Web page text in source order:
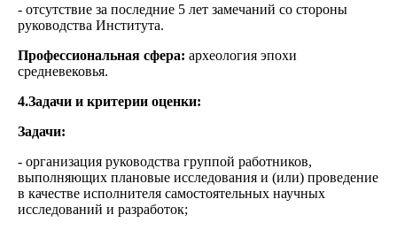
- отсутствие за последние 5 лет замечаний со стороны
руководства Института.
Профессиональная сфера: археология эпохи
средневековья.
4.Задачи и критерии оценки:
Задачи:
- организация руководства группой работников,
выполняющих плановые исследования и (или) проведение
в качестве исполнителя самостоятельных научных
исследований и разработок;